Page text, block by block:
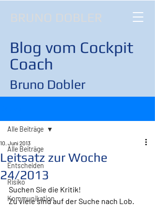
BRUNO DOBLER
Blog vom Cockpit
Coach
Bruno Dobler
Alle Beiträge
Entscheiden
Risiko
Kommunikation
Alle Beiträge
Leitsatz zur Woche
24/2013
10. Juni 2013
Suchen Sie die Kritik!
Zu viele sind auf der Suche nach Lob.